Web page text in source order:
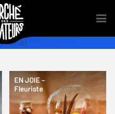
EN JOIE –
Fleuriste